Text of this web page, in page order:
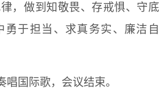
，做到知敬畏、存戒惧、守底
勇于担当、求真务实、廉洁自
唱国际歌，会议结束。